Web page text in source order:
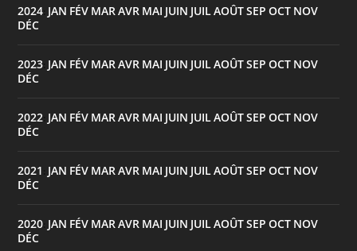
2024 JAN FÉV MARAVR MAI JUIN JUILAOÛTSEP OCT NOV
DÉC
2023 JAN FÉV MARAVR MAI JUIN JUILAOÛTSEP OCT NOV
DÉC
2022 JAN FÉV MARAVR MAI JUIN JUILAOÛTSEP OCT NOV
DÉC
2021 JAN FÉV MARAVR MAI JUIN JUILAOÛTSEP OCT NOV
DÉC
2020 JAN FÉV MARAVR MAI JUIN JUILAOÛTSEP OCT NOV
DÉC